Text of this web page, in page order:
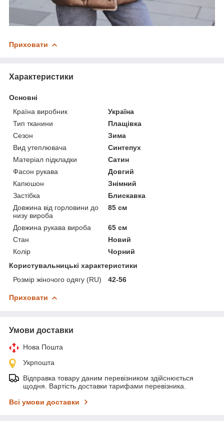
Приховати
Характеристики
Основні
Країна виробник
Україна
Тип тканини
Плащівка
Сезон
Зима
Вид утеплювача
Синтепух
Матеріал підкладки
Сатин
Фасон рукава
Довгий
Капюшон
Знімний
Застібка
Блискавка
Довжина від горловини до
низу вироба
85 см
Довжина рукава вироба
65 см
Стан
Новий
Колір
Чорний
Користувальницькі характеристики
Розмір жіночого одягу (RU)
42-56
Приховати
Умови доставки
Нова Пошта
Укрпошта
Відправка товару даним перевізником здійснюється
щодня. Вартість доставки тарифами перевізника.
Всі умови доставки